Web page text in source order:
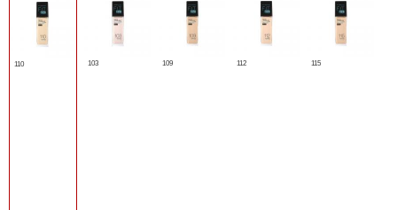
110 103 109 112 115